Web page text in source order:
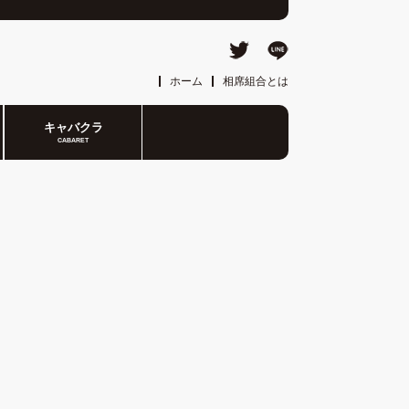
ホーム 相席組合とは
キャバクラ
CABARET